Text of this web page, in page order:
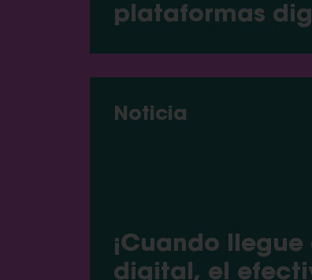
plataformas
Noticia
¡Cuando llegue
digital, el